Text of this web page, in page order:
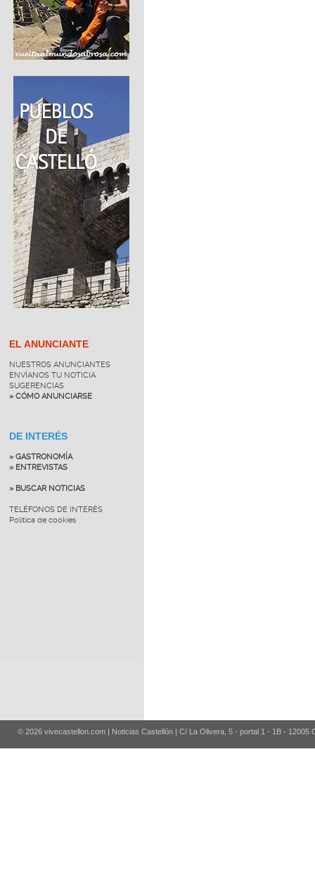
EL ANUNCIANTE
NUESTROS ANUNCIANTES
ENVÍANOS TU NOTICIA
SUGERENCIAS
» CÓMO ANUNCIARSE
DE INTERÉS
» GASTRONOMÍA
» ENTREVISTAS
» BUSCAR NOTICIAS
TELÉFONOS DE INTERÉS
Política de cookies
© 2026 vivecastellon.com | Noticias Castellón | C/ La Olivera, 5 - portal 1 - 1B - 12005